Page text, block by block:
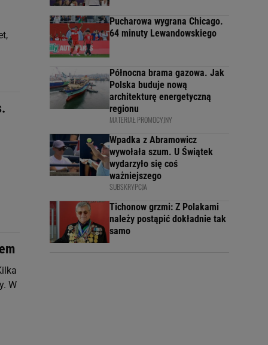
W
Pucharowa wygrana Chicago.
64 minuty Lewandowskiego
Północna brama gazowa. Jak
Polska buduje nową
architekturę energetyczną
regionu
MATERIAŁ PROMOCYJNY
Wpadka z Abramowicz
wywołała szum. U Świątek
wydarzyło się coś
ważniejszego
SUBSKRYPCJA
Tichonow grzmi: Z Polakami
należy postąpić dokładnie tak
samo